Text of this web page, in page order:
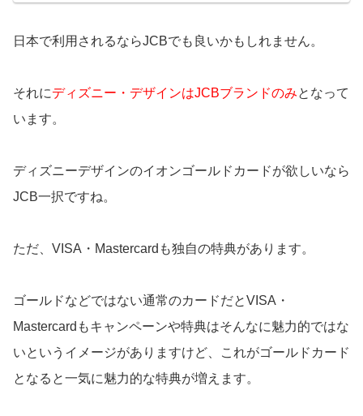
日本で利用されるならJCBでも良いかもしれません。
それにディズニー・デザインはJCBブランドのみとなって
います。
ディズニーデザインのイオンゴールドカードが欲しいなら
JCB一択ですね。
ただ、VISA・Mastercardも独自の特典があります。
ゴールドなどではない通常のカードだとVISA・
Mastercardもキャンペーンや特典はそんなに魅力的ではな
いというイメージがありますけど、これがゴールドカード
となると一気に魅力的な特典が増えます。